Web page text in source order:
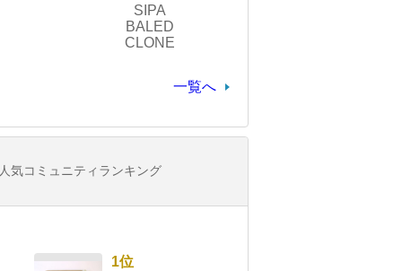
SIPA
BALED
CLONE
一覧へ
人気コミュニティランキング
1位